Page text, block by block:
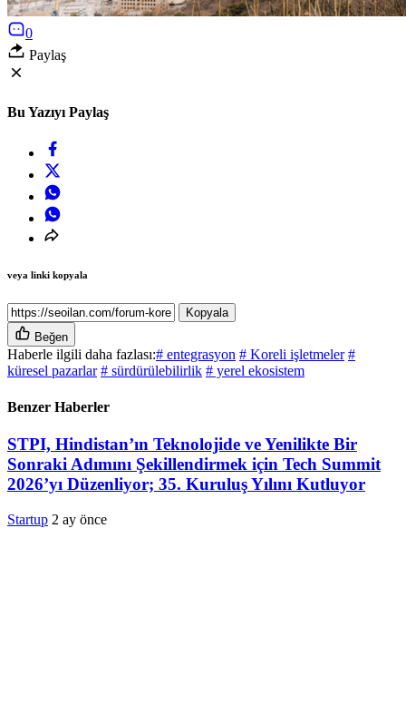
0
Paylaş
Bu Yazıyı Paylaş
veya linki kopyala
Kopyala
Beğen
Haberle ilgili daha fazlası:# entegrasyon # Koreli işletmeler #
küresel pazarlar # sürdürülebilirlik # yerel ekosistem
Benzer Haberler
STPI, Hindistan’ın Teknolojide ve Yenilikte Bir
Sonraki Adımını Şekillendirmek için Tech Summit
2026’yı Düzenliyor; 35. Kuruluş Yılını Kutluyor
Startup 2 ay önce